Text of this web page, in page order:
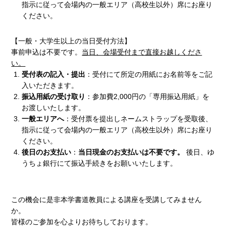
指示に従って会場内の一般エリア（高校生以外）席にお座り
ください。
【一般・大学生以上の当日受付方法】
事前申込は不要です。 当日、会場受付まで直接お越しくださ
い。
受付表の記入・提出 ：受付にて所定の用紙にお名前等をご記
入いただきます。
振込用紙の受け取り ：参加費2,000円の「専用振込用紙」を
お渡しいたします。
一般エリアへ：受付票を提出しネームストラップを受取後、
指示に従って会場内の一般エリア（高校生以外）席にお座り
ください。
後日のお支払い ： 当日現金のお支払いは不要です。
後日、ゆ
うちょ銀行にて振込手続きをお願いいたします。
この機会に是非本学書道教員による講座を受講してみません
か。
皆様のご参加を心よりお待ちしております。